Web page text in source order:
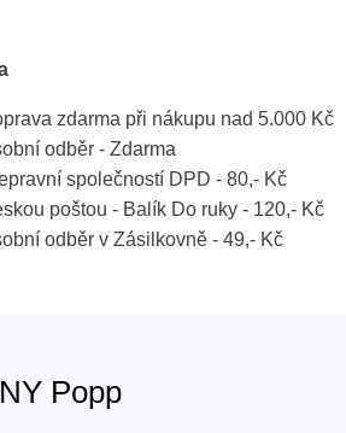
zdarma při nákupu nad 5.000 Kč
odběr - Zdarma
společností DPD - 80,- Kč
poštou - Balík Do ruky - 120,- Kč
odběr v Zásilkovně - 49,- Kč
Popp